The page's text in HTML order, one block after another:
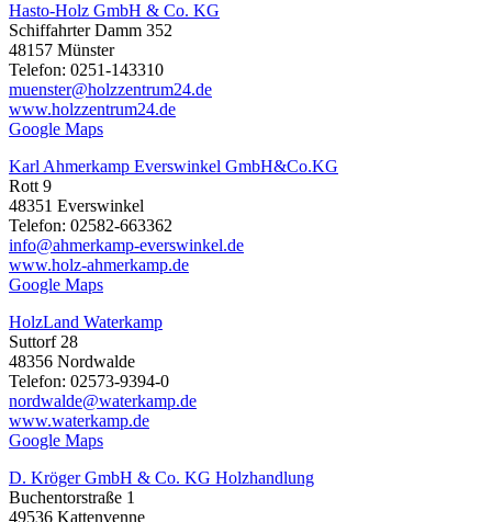
Hasto-Holz GmbH & Co. KG
Schiffahrter Damm 352
48157 Münster
Telefon: 0251-143310
muenster@holzzentrum24.de
www.holzzentrum24.de
Google Maps
Karl Ahmerkamp Everswinkel GmbH&Co.KG
Rott 9
48351 Everswinkel
Telefon: 02582-663362
info@ahmerkamp-everswinkel.de
www.holz-ahmerkamp.de
Google Maps
HolzLand Waterkamp
Suttorf 28
48356 Nordwalde
Telefon: 02573-9394-0
nordwalde@waterkamp.de
www.waterkamp.de
Google Maps
D. Kröger GmbH & Co. KG Holzhandlung
Buchentorstraße 1
49536 Kattenvenne